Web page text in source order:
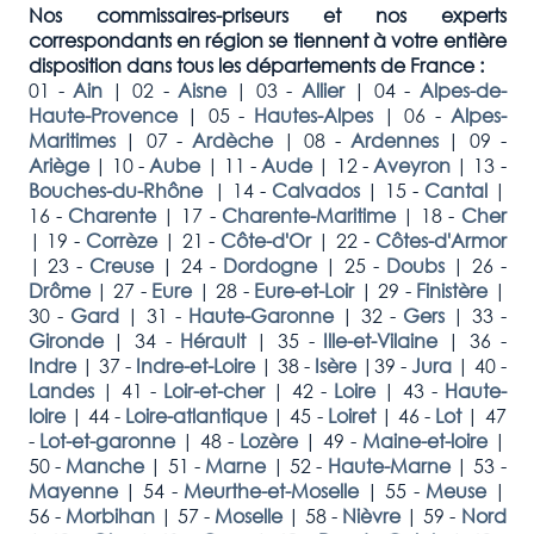
Nos commissaires-priseurs et nos experts
correspondants en région se tiennent à votre entière
disposition dans tous les départements de France :
01 - Ain| 02 - Aisne| 03 - Allier| 04 - Alpes-de-
Haute-Provence | 05 - Hautes-Alpes |06 - Alpes-
Maritimes | 07 -Ardèche |08 - Ardennes | 09 -
Ariège | 10 -Aube | 11 -Aude | 12 -Aveyron | 13 -
Bouches-du-Rhône
| 14 - Calvados | 15 - Cantal |
16 - Charente | 17 - Charente-Maritime | 18 - Cher
| 19 - Corrèze | 21 - Côte-d'Or | 22 - Côtes-d'Armor
|23 - Creuse |24 - Dordogne | 25 - Doubs | 26 -
Drôme |27 - Eure |28 - Eure-et-Loir |29 - Finistère |
30 - Gard | 31 - Haute-Garonne | 32 - Gers | 33 -
Gironde | 34 - Hérault | 35 - Ille-et-Vilaine | 36 -
Indre | 37 - Indre-et-Loire | 38 - Isère | 39 -Jura | 40 -
Landes | 41 - Loir-et-cher | 42 - Loire | 43 - Haute-
loire | 44 - Loire-atlantique |45 - Loiret |46 - Lot | 47
- Lot-et-garonne | 48 - Lozère | 49 - Maine-et-loire |
50 - Manche | 51 - Marne | 52 - Haute-Marne |53 -
Mayenne |54 - Meurthe-et-Moselle |55 - Meuse |
56 - Morbihan | 57 - Moselle | 58 - Nièvre |59 - Nord